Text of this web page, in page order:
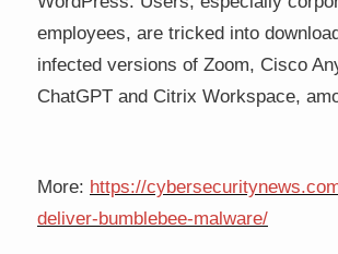
employees, are tricked into
infected versions of Zoom, Cisco
ChatGPT and Citrix Workspace,
More: https://
deliver-bumblebee-malware/